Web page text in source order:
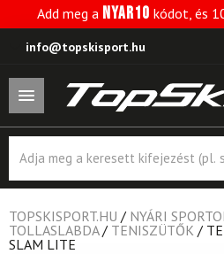
Add meg a NYAR10 kódot, és
info@topskisport.hu
search
TOPSKISPORT.HU / NYÁRI
TOLLASLABDA/ TENISZÜTŐK /
SLAM LITE